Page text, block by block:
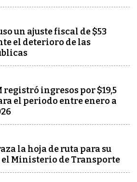
un ajuste fiscal de $53
el deterioro de las
registró ingresos por $19,5
el periodo entre enero a
la hoja de ruta para su
el Ministerio de Transporte